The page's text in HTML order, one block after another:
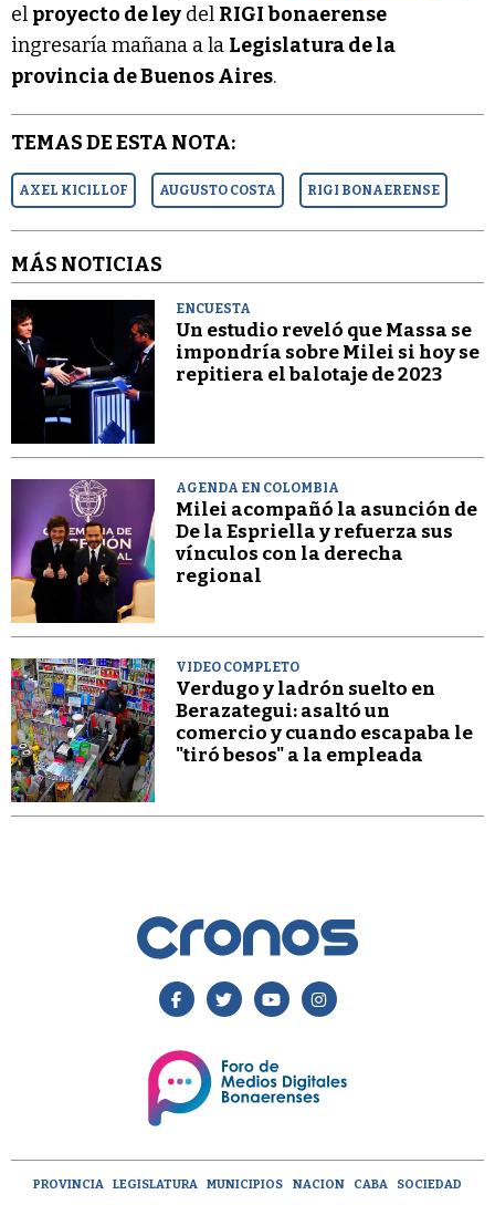
el proyecto de ley del RIGI bonaerense
ingresaría mañana a la Legislatura de la
provincia de Buenos Aires.
TEMAS DE ESTA NOTA:
AXEL KICILLOF AUGUSTO COSTA RIGI BONAERENSE
MÁS NOTICIAS
ENCUESTA
Un estudio reveló que Massa se
impondría sobre Milei si hoy se
repitiera el balotaje de 2023
AGENDA EN COLOMBIA
Milei acompañó la asunción de
De la Espriella y refuerza sus
vínculos con la derecha
regional
VIDEO COMPLETO
Verdugo y ladrón suelto en
Berazategui: asaltó un
comercio y cuando escapaba le
"tiró besos" a la empleada
PROVINCIA LEGISLATURA MUNICIPIOS NACION CABA
SOCIEDAD